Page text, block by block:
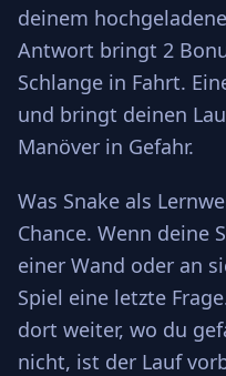
deinem
Antwort bringt 2
Schlange in Fahrt.
und bringt deinen
Manöver in Gefahr.
Was Snake als
Chance. Wenn deine
einer Wand oder an
Spiel eine letzte
dort weiter, wo du
nicht, ist der Lauf